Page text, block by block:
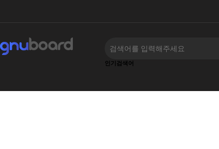
인기검색어